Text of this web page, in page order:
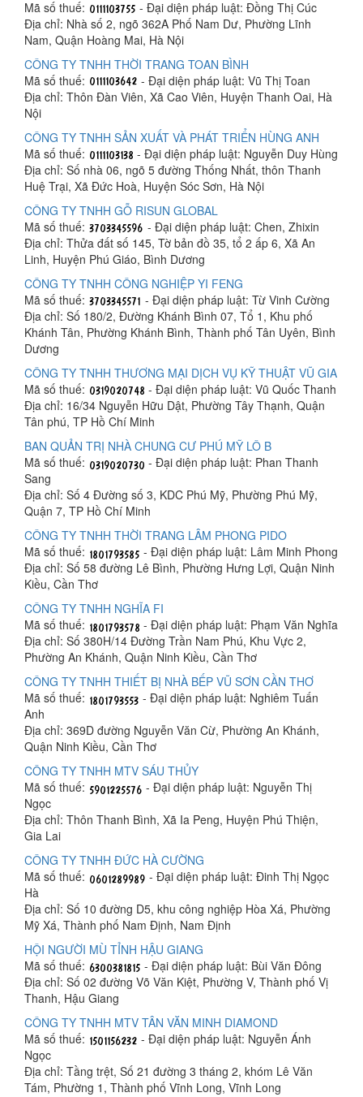
Mã số thuế:
- Đại diện pháp luật: Đồng Thị Cúc
Địa chỉ: Nhà số 2, ngõ 362A Phố Nam Dư, Phường Lĩnh
Nam, Quận Hoàng Mai, Hà Nội
CÔNG TY TNHH THỜI TRANG TOAN BÌNH
Mã số thuế:
- Đại diện pháp luật: Vũ Thị Toan
Địa chỉ: Thôn Đàn Viên, Xã Cao Viên, Huyện Thanh Oai, Hà
Nội
CÔNG TY TNHH SẢN XUẤT VÀ PHÁT TRIỂN HÙNG ANH
Mã số thuế:
- Đại diện pháp luật: Nguyễn Duy Hùng
Địa chỉ: Số nhà 06, ngõ 5 đường Thống Nhất, thôn Thanh
Huệ Trại, Xã Đức Hoà, Huyện Sóc Sơn, Hà Nội
CÔNG TY TNHH GỖ RISUN GLOBAL
Mã số thuế:
- Đại diện pháp luật: Chen, Zhixin
Địa chỉ: Thửa đất số 145, Tờ bản đồ 35, tổ 2 ấp 6, Xã An
Linh, Huyện Phú Giáo, Bình Dương
CÔNG TY TNHH CÔNG NGHIỆP YI FENG
Mã số thuế:
- Đại diện pháp luật: Từ Vinh Cường
Địa chỉ: Số 180/2, Đường Khánh Bình 07, Tổ 1, Khu phố
Khánh Tân, Phường Khánh Bình, Thành phố Tân Uyên, Bình
Dương
CÔNG TY TNHH THƯƠNG MẠI DỊCH VỤ KỸ THUẬT VŨ GIA
Mã số thuế:
- Đại diện pháp luật: Vũ Quốc Thanh
Địa chỉ: 16/34 Nguyễn Hữu Dật, Phường Tây Thạnh, Quận
Tân phú, TP Hồ Chí Minh
BAN QUẢN TRỊ NHÀ CHUNG CƯ PHÚ MỸ LÔ B
Mã số thuế:
- Đại diện pháp luật: Phan Thanh
Sang
Địa chỉ: Số 4 Đường số 3, KDC Phú Mỹ, Phường Phú Mỹ,
Quận 7, TP Hồ Chí Minh
CÔNG TY TNHH THỜI TRANG LÂM PHONG PIDO
Mã số thuế:
- Đại diện pháp luật: Lâm Minh Phong
Địa chỉ: Số 58 đường Lê Bình, Phường Hưng Lợi, Quận Ninh
Kiều, Cần Thơ
CÔNG TY TNHH NGHĨA FI
Mã số thuế:
- Đại diện pháp luật: Phạm Văn Nghĩa
Địa chỉ: Số 380H/14 Đường Trần Nam Phú, Khu Vực 2,
Phường An Khánh, Quận Ninh Kiều, Cần Thơ
CÔNG TY TNHH THIẾT BỊ NHÀ BẾP VŨ SƠN CẦN THƠ
Mã số thuế:
- Đại diện pháp luật: Nghiêm Tuấn
Anh
Địa chỉ: 369D đường Nguyễn Văn Cừ, Phường An Khánh,
Quận Ninh Kiều, Cần Thơ
CÔNG TY TNHH MTV SÁU THỦY
Mã số thuế:
- Đại diện pháp luật: Nguyễn Thị
Ngọc
Địa chỉ: Thôn Thanh Bình, Xã Ia Peng, Huyện Phú Thiện,
Gia Lai
CÔNG TY TNHH ĐỨC HÀ CƯỜNG
Mã số thuế:
- Đại diện pháp luật: Đinh Thị Ngọc
Hà
Địa chỉ: Số 10 đường D5, khu công nghiệp Hòa Xá, Phường
Mỹ Xá, Thành phố Nam Định, Nam Định
HỘI NGƯỜI MÙ TỈNH HẬU GIANG
Mã số thuế:
- Đại diện pháp luật: Bùi Văn Đông
Địa chỉ: Số 02 đường Võ Văn Kiệt, Phường V, Thành phố Vị
Thanh, Hậu Giang
CÔNG TY TNHH MTV TÂN VĂN MINH DIAMOND
Mã số thuế:
- Đại diện pháp luật: Nguyễn Ánh
Ngọc
Địa chỉ: Tầng trệt, Số 21 đường 3 tháng 2, khóm Lê Văn
Tám, Phường 1, Thành phố Vĩnh Long, Vĩnh Long